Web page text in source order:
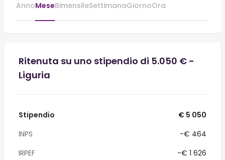
AnnoMeseBimensileSettimanaGiornoOra
Ritenuta su uno stipendio di 5.050 € -
Liguria
Stipendio
€ 5 050
INPS
-€ 464
IRPEF
-€ 1 626